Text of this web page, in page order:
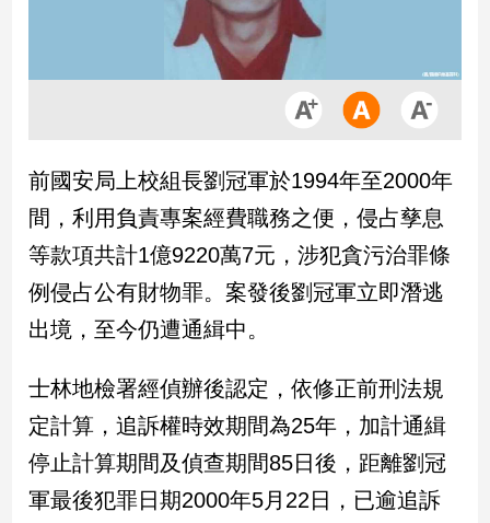
品
政
治
政
治
焦
點
民
調
國
會
前國安局上校組長劉冠軍於1994年至2000年
間，利用負責專案經費職務之便，侵占孳息
等款項共計1億9220萬7元，涉犯貪污治罪條
例侵占公有財物罪。案發後劉冠軍立即潛逃
出境，至今仍遭通緝中。
士林地檢署經偵辦後認定，依修正前刑法規
定計算，追訴權時效期間為25年，加計通緝
停止計算期間及偵查期間85日後，距離劉冠
軍最後犯罪日期2000年5月22日，已逾追訴